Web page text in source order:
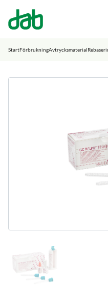
DAB Dental
StartFörbrukningAvtrycksmaterial